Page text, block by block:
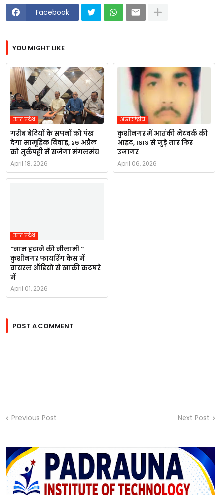
Facebook
YOU MIGHT LIKE
उत्तर प्रदेश
गरीब बेटियों के सपनों को पंख
देगा सामूहिक विवाह, 26 अप्रैल
को तुर्कपट्टी में सजेगा मंगलमंच
April 18, 2026
अन्तर्राष्ट्रीय
कुशीनगर में आतंकी नेटवर्क की
आहट, ISIS से जुड़े तार फिर
उजागर
April 06, 2026
उत्तर प्रदेश
“नाम हटाने की नीलामी ”
कुशीनगर फायरिंग केस में
वायरल ऑडियो से खाकी कटघरे
में
April 01, 2026
POST A COMMENT
Previous Post Next Post